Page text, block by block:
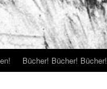
Bücher! Bücher! Bücher!